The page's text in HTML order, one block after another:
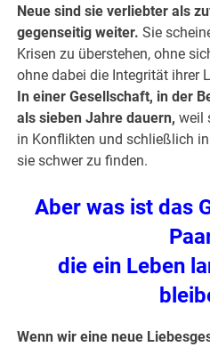
Neue sind sie verliebter als
gegenseitig weiter.Sie
Krisen zu überstehen, ohne
ohne dabei die Integrität ihrer
In einer Gesellschaft, in der
als sieben Jahre dauern,weil
in Konflikten und schließlich
sie schwer zu finden.
Aber was ist das
die ein Leben
Wenn wir eine neue